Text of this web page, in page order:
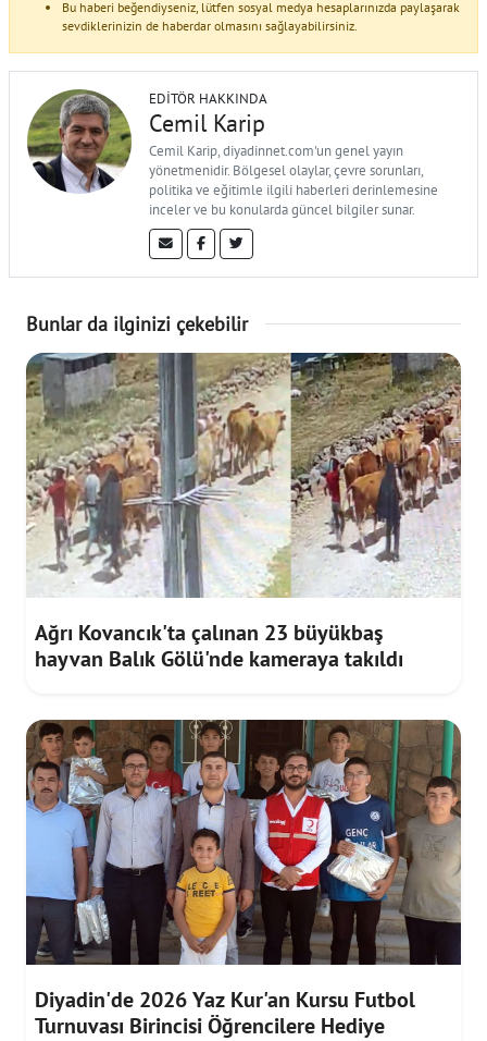
Bu haberi beğendiyseniz, lütfen sosyal medya hesaplarınızda paylaşarak
sevdiklerinizin de haberdar olmasını sağlayabilirsiniz.
EDITÖR HAKKINDA
Cemil Karip
Cemil Karip, diyadinnet.com'un genel yayın
yönetmenidir. Bölgesel olaylar, çevre sorunları,
politika ve eğitimle ilgili haberleri derinlemesine
inceler ve bu konularda güncel bilgiler sunar.
Bunlar da ilginizi çekebilir
Ağrı Kovancık'ta çalınan 23 büyükbaş
hayvan Balık Gölü'nde kameraya takıldı
Diyadin'de 2026 Yaz Kur'an Kursu Futbol
Turnuvası Birincisi Öğrencilere Hediye